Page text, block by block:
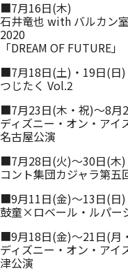
■7月16日(木)
石井竜也 with バルカン
2020
「DREAM OF FUTURE」
■7月18日(土)・19日(日)
つじたく Vol.2
■7月23日(木・祝)～8月
ディズニー・オン・アイ
名古屋公演
■7月28日(火)～30日(木)
コント集団カジャラ第五
■9月11日(金)〜13日(日)
鼓童×ロベール・ルパー
■9月18日(金)〜21日(月
ディズニー・オン・アイ
津公演